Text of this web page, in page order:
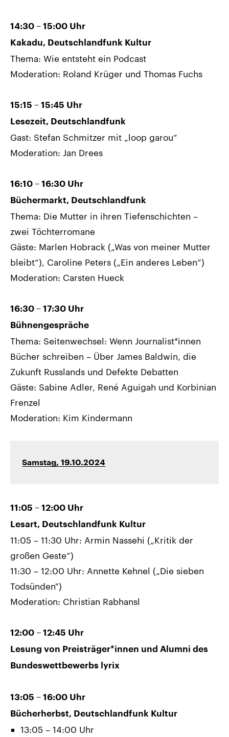
14:30 – 15:00 Uhr
Kakadu, Deutschlandfunk Kultur
Thema: Wie entsteht ein Podcast
Moderation: Roland Krüger und Thomas Fuchs
15:15 – 15:45 Uhr
Lesezeit, Deutschlandfunk
Gast: Stefan Schmitzer mit „loop garou“
Moderation: Jan Drees
16:10 – 16:30 Uhr
Büchermarkt, Deutschlandfunk
Thema: Die Mutter in ihren Tiefenschichten –
zwei Töchterromane
Gäste: Marlen Hobrack („Was von meiner Mutter
bleibt“), Caroline Peters („Ein anderes Leben“)
Moderation: Carsten Hueck
16:30 – 17:30 Uhr
Bühnengespräche
Thema: Seitenwechsel: Wenn Journalist*innen
Bücher schreiben – Über James Baldwin, die
Zukunft Russlands und Defekte Debatten
Gäste: Sabine Adler, René Aguigah und Korbinian
Frenzel
Moderation: Kim Kindermann
Samstag, 19.10.2024
11:05 – 12:00 Uhr
Lesart, Deutschlandfunk Kultur
11:05 – 11:30 Uhr: Armin Nassehi („Kritik der
großen Geste“)
11:30 – 12:00 Uhr: Annette Kehnel („Die sieben
Todsünden")
Moderation: Christian Rabhansl
12:00 – 12:45 Uhr
Lesung von Preisträger*innen und Alumni des
Bundeswettbewerbs lyrix
13:05 – 16:00 Uhr
Bücherherbst, Deutschlandfunk Kultur
13:05 – 14:00 Uhr